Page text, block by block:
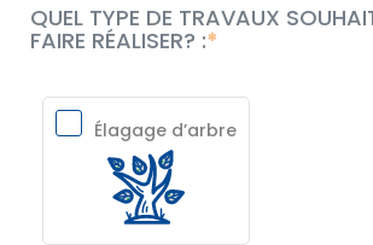
QUEL TYPE DE TRAVAUX
FAIRE RÉALISER? :
Élagage d’arbre